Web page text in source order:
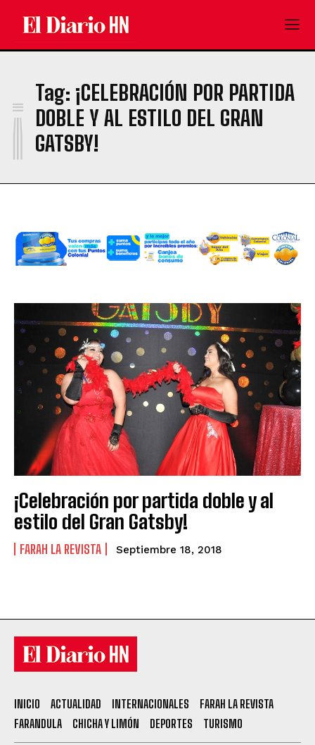
Tag: ¡CELEBRACIÓN POR PARTIDA
DOBLE Y AL ESTILO DEL GRAN
GATSBY!
¡
¡Celebración por partida doble y al
estilo del Gran Gatsby!
FARAH LA REVISTA Septiembre 18, 2018
INICIO ACTUALIDAD INTERNACIONALES
FARAH LA REVISTA
FARANDULA
CHICHA Y LIMÓN DEPORTES TURISMO